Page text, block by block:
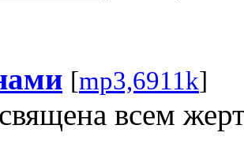
[mp3,6911k]
всем